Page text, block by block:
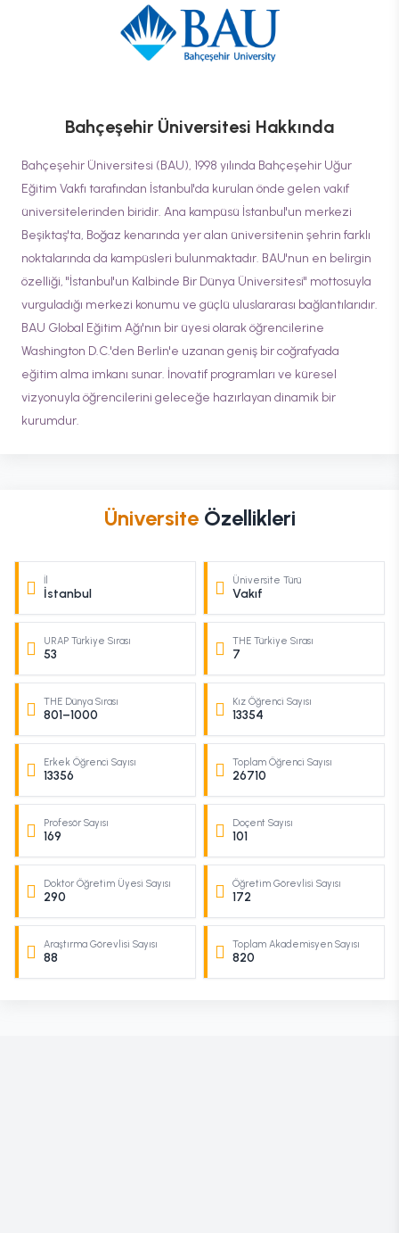
Bahçeşehir Üniversitesi Hakkında
Bahçeşehir Üniversitesi (BAU), 1998 yılında Bahçeşehir Uğur
Eğitim Vakfı tarafından İstanbul'da kurulan önde gelen vakıf
üniversitelerinden biridir. Ana kampüsü İstanbul'un merkezi
Beşiktaş'ta, Boğaz kenarında yer alan üniversitenin şehrin farklı
noktalarında da kampüsleri bulunmaktadır. BAU'nun en belirgin
özelliği, "İstanbul'un Kalbinde Bir Dünya Üniversitesi" mottosuyla
vurguladığı merkezi konumu ve güçlü uluslararası bağlantılarıdır.
BAU Global Eğitim Ağı'nın bir üyesi olarak öğrencilerine
Washington D.C.'den Berlin'e uzanan geniş bir coğrafyada
eğitim alma imkanı sunar. İnovatif programları ve küresel
vizyonuyla öğrencilerini geleceğe hazırlayan dinamik bir
kurumdur.
Üniversite Özellikleri
İl
İstanbul
Üniversite Türü
Vakıf
URAP Türkiye Sırası
53
THE Türkiye Sırası
7
THE Dünya Sırası
801–1000
Kız Öğrenci Sayısı
13354
Erkek Öğrenci Sayısı
13356
Toplam Öğrenci Sayısı
26710
Profesör Sayısı
169
Doçent Sayısı
101
Doktor Öğretim Üyesi Sayısı
290
Öğretim Görevlisi Sayısı
172
Araştırma Görevlisi Sayısı
88
Toplam Akademisyen Sayısı
820